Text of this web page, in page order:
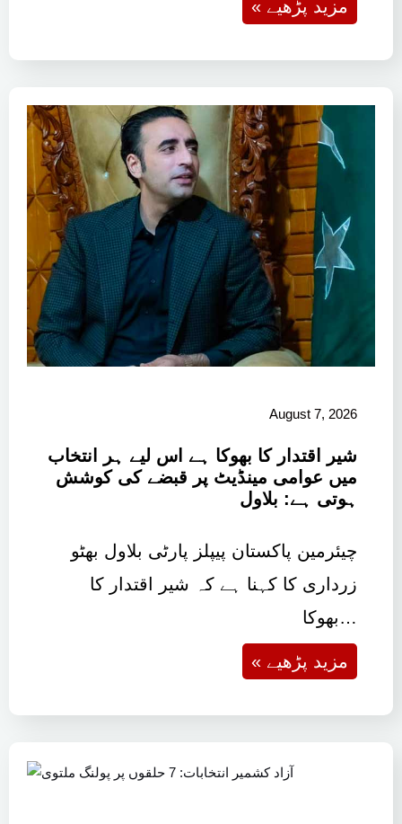
« مزید پڑھیے
August 7, 2026
شیر اقتدار کا بھوکا ہے اس لیے ہر انتخاب
میں عوامی مینڈیٹ پر قبضے کی کوشش
ہوتی ہے: بلاول
چیئرمین پاکستان پیپلز پارٹی بلاول بھٹو
زرداری کا کہنا ہے کہ شیر اقتدار کا
بھوکا…
« مزید پڑھیے